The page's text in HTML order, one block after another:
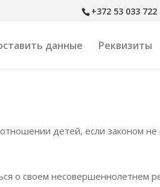
+372 53 033 722
данные Реквизиты
детей, если законом
о своем несовершеннолетнем